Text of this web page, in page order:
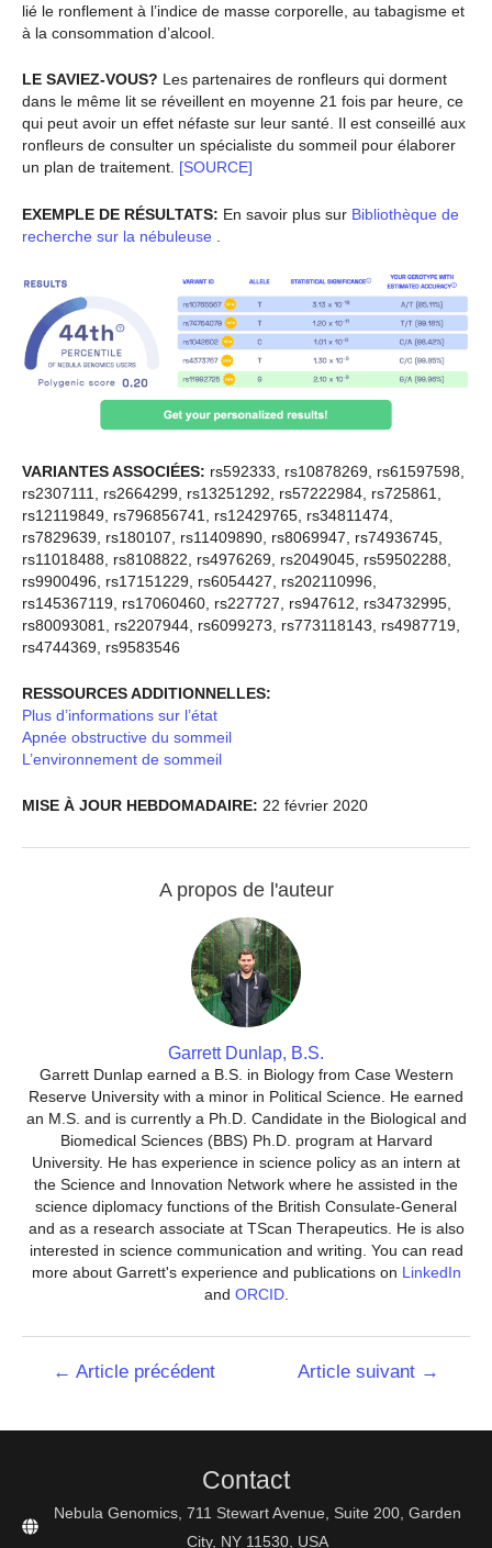
lié le ronflement à l’indice de masse corporelle, au tabagisme et
à la consommation d’alcool.
LE SAVIEZ-VOUS? Les partenaires de ronfleurs qui dorment
dans le même lit se réveillent en moyenne 21 fois par heure, ce
qui peut avoir un effet néfaste sur leur santé. Il est conseillé aux
ronfleurs de consulter un spécialiste du sommeil pour élaborer
un plan de traitement. [SOURCE]
EXEMPLE DE RÉSULTATS: En savoir plus sur Bibliothèque de
recherche sur la nébuleuse
VARIANTES ASSOCIÉES: rs592333, rs10878269, rs61597598,
rs2307111, rs2664299, rs13251292, rs57222984, rs725861,
rs12119849, rs796856741, rs12429765, rs34811474,
rs7829639, rs180107, rs11409890, rs8069947, rs74936745,
rs11018488, rs8108822, rs4976269, rs2049045, rs59502288,
rs9900496, rs17151229, rs6054427, rs202110996,
rs145367119, rs17060460, rs227727, rs947612, rs34732995,
rs80093081, rs2207944, rs6099273, rs773118143, rs4987719,
rs4744369, rs9583546
RESSOURCES ADDITIONNELLES:
Plus d’informations sur l’état
Apnée obstructive du sommeil
L’environnement de sommeil
MISE À JOUR HEBDOMADAIRE: 22 février 2020
A propos de l'auteur
Garrett Dunlap, B.S.
Garrett Dunlap earned a B.S. in Biology from Case Western
Reserve University with a minor in Political Science. He earned
an M.S. and is currently a Ph.D. Candidate in the Biological and
Biomedical Sciences (BBS) Ph.D. program at Harvard
University. He has experience in science policy as an intern at
the Science and Innovation Network where he assisted in the
science diplomacy functions of the British Consulate-General
and as a research associate at TScan Therapeutics. He is also
interested in science communication and writing. You can read
more about Garrett's experience and publications on LinkedIn
and ORCID.
Navigation
← Article précédent Article suivant →
Contact
Nebula Genomics, 711 Stewart Avenue, Suite 200, Garden
City, NY 11530, USA